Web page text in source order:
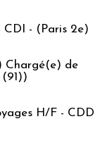
CDI - (Paris 2e)
Chargé(e) de
H/F - CDD